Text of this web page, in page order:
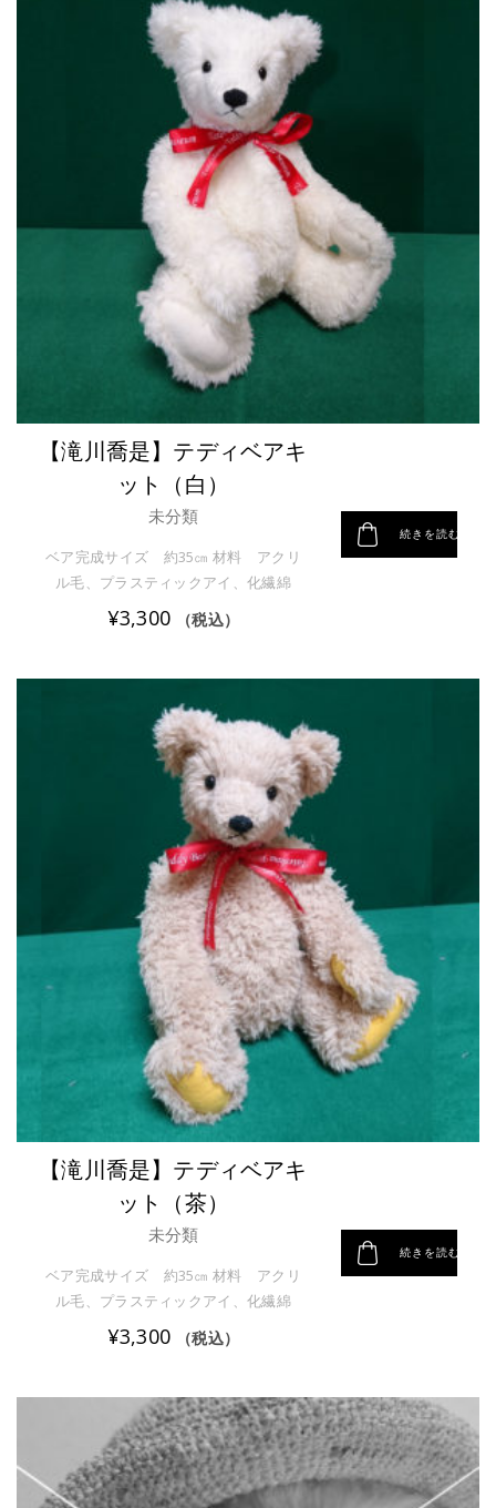
【滝川喬是】テディベアキ
ット（白）
未分類
ベア完成サイズ 約35㎝ 材料 アクリ
ル毛、プラスティックアイ、化繊綿
¥3,300 （税込）
続きを読む
【滝川喬是】テディベアキ
ット（茶）
未分類
ベア完成サイズ 約35㎝ 材料 アクリ
ル毛、プラスティックアイ、化繊綿
¥3,300 （税込）
続きを読む